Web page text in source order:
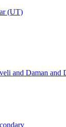
(UT)
and Daman and